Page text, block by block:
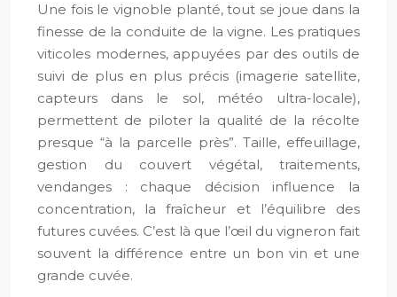
Une fois le vignoble planté, tout se joue dans la
finesse de la conduite de la vigne. Les pratiques
viticoles modernes, appuyées par des outils de
suivi de plus en plus précis (imagerie satellite,
capteurs dans le sol, météo ultra-locale),
permettent de piloter la qualité de la récolte
presque “à la parcelle près”. Taille, effeuillage,
gestion du couvert végétal, traitements,
vendanges : chaque décision influence la
concentration, la fraîcheur et l’équilibre des
futures cuvées. C’est là que l’œil du vigneron fait
souvent la différence entre un bon vin et une
grande cuvée.